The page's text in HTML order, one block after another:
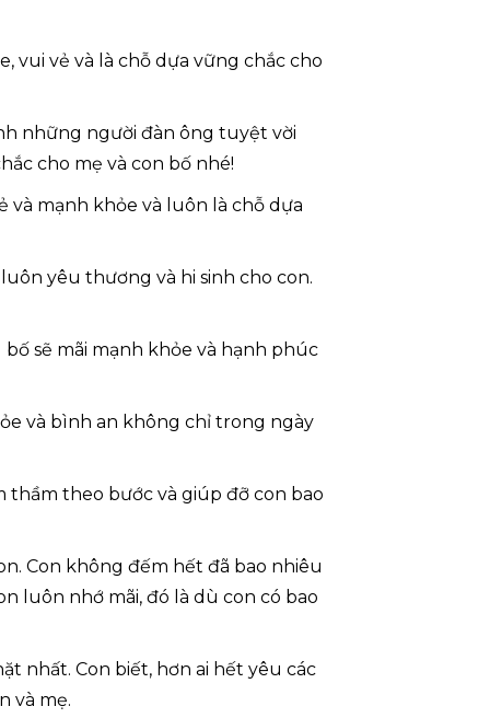
vui vẻ và là chỗ dựa vững chắc cho
những người đàn ông tuyệt vời
cho mẹ và con bố nhé!
và mạnh khỏe và luôn là chỗ dựa
yêu thương và hi sinh cho con.
sẽ mãi mạnh khỏe và hạnh phúc
và bình an không chỉ trong ngày
thầm theo bước và giúp đỡ con bao
Con không đếm hết đã bao nhiêu
luôn nhớ mãi, đó là dù con có bao
nhất. Con biết, hơn ai hết yêu các
và mẹ.